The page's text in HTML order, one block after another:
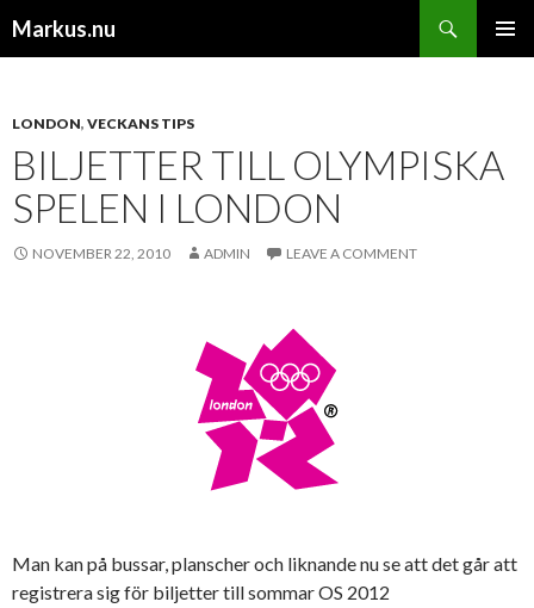
Markus.nu
LONDON, VECKANS TIPS
BILJETTER TILL OLYMPISKA
SPELEN I LONDON
NOVEMBER 22, 2010 ADMIN LEAVE A COMMENT
Man kan på bussar, planscher och liknande nu se att det går att
registrera sig för biljetter till sommar OS 2012